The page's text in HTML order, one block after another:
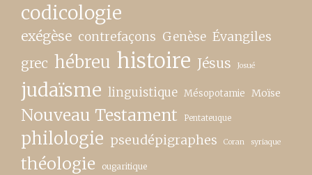
codicologie
exégèse contrefaçons Genèse Évangiles
grec hébreu histoire Jésus Josué
judaïsme linguistique Mésopotamie Moïse
Nouveau Testament Pentateuque
philologie pseudépigraphes Coran syriaque
théologie ougaritique